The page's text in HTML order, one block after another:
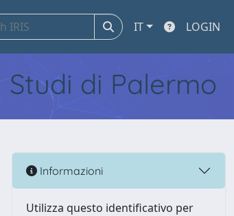
IT LOGIN
di Palermo
Informazioni
Utilizza questo identificativo per